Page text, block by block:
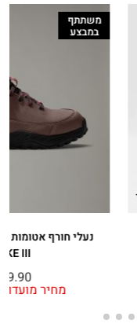
משתתף
במבצע
III
מחיר